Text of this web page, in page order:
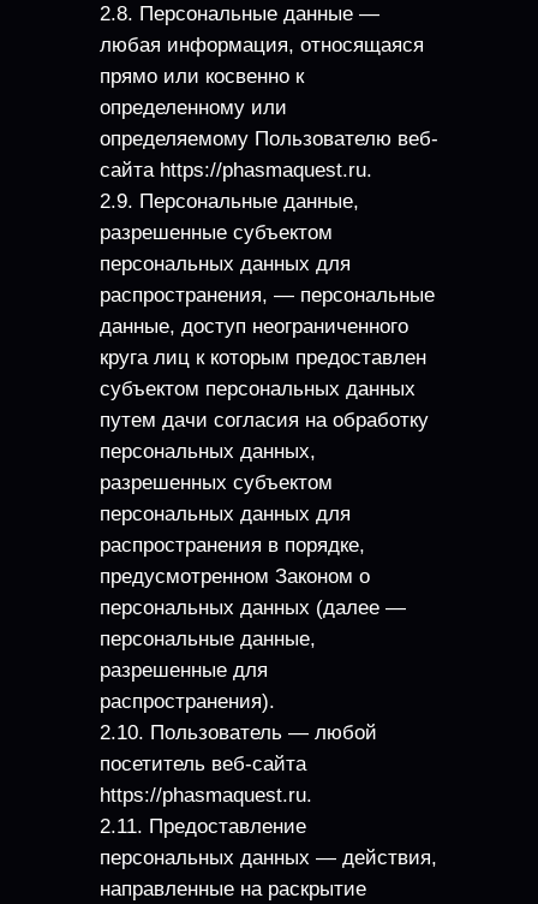
2.8. Персональные данные —
любая информация, относящаяся
прямо или косвенно к
определенному или
определяемому Пользователю веб-
сайта https://phasmaquest.ru.
2.9. Персональные данные,
разрешенные субъектом
персональных данных для
распространения, — персональные
данные, доступ неограниченного
круга лиц к которым предоставлен
субъектом персональных данных
путем дачи согласия на обработку
персональных данных,
разрешенных субъектом
персональных данных для
распространения в порядке,
предусмотренном Законом о
персональных данных (далее —
персональные данные,
разрешенные для
распространения).
2.10. Пользователь — любой
посетитель веб-сайта
https://phasmaquest.ru.
2.11. Предоставление
персональных данных — действия,
направленные на раскрытие